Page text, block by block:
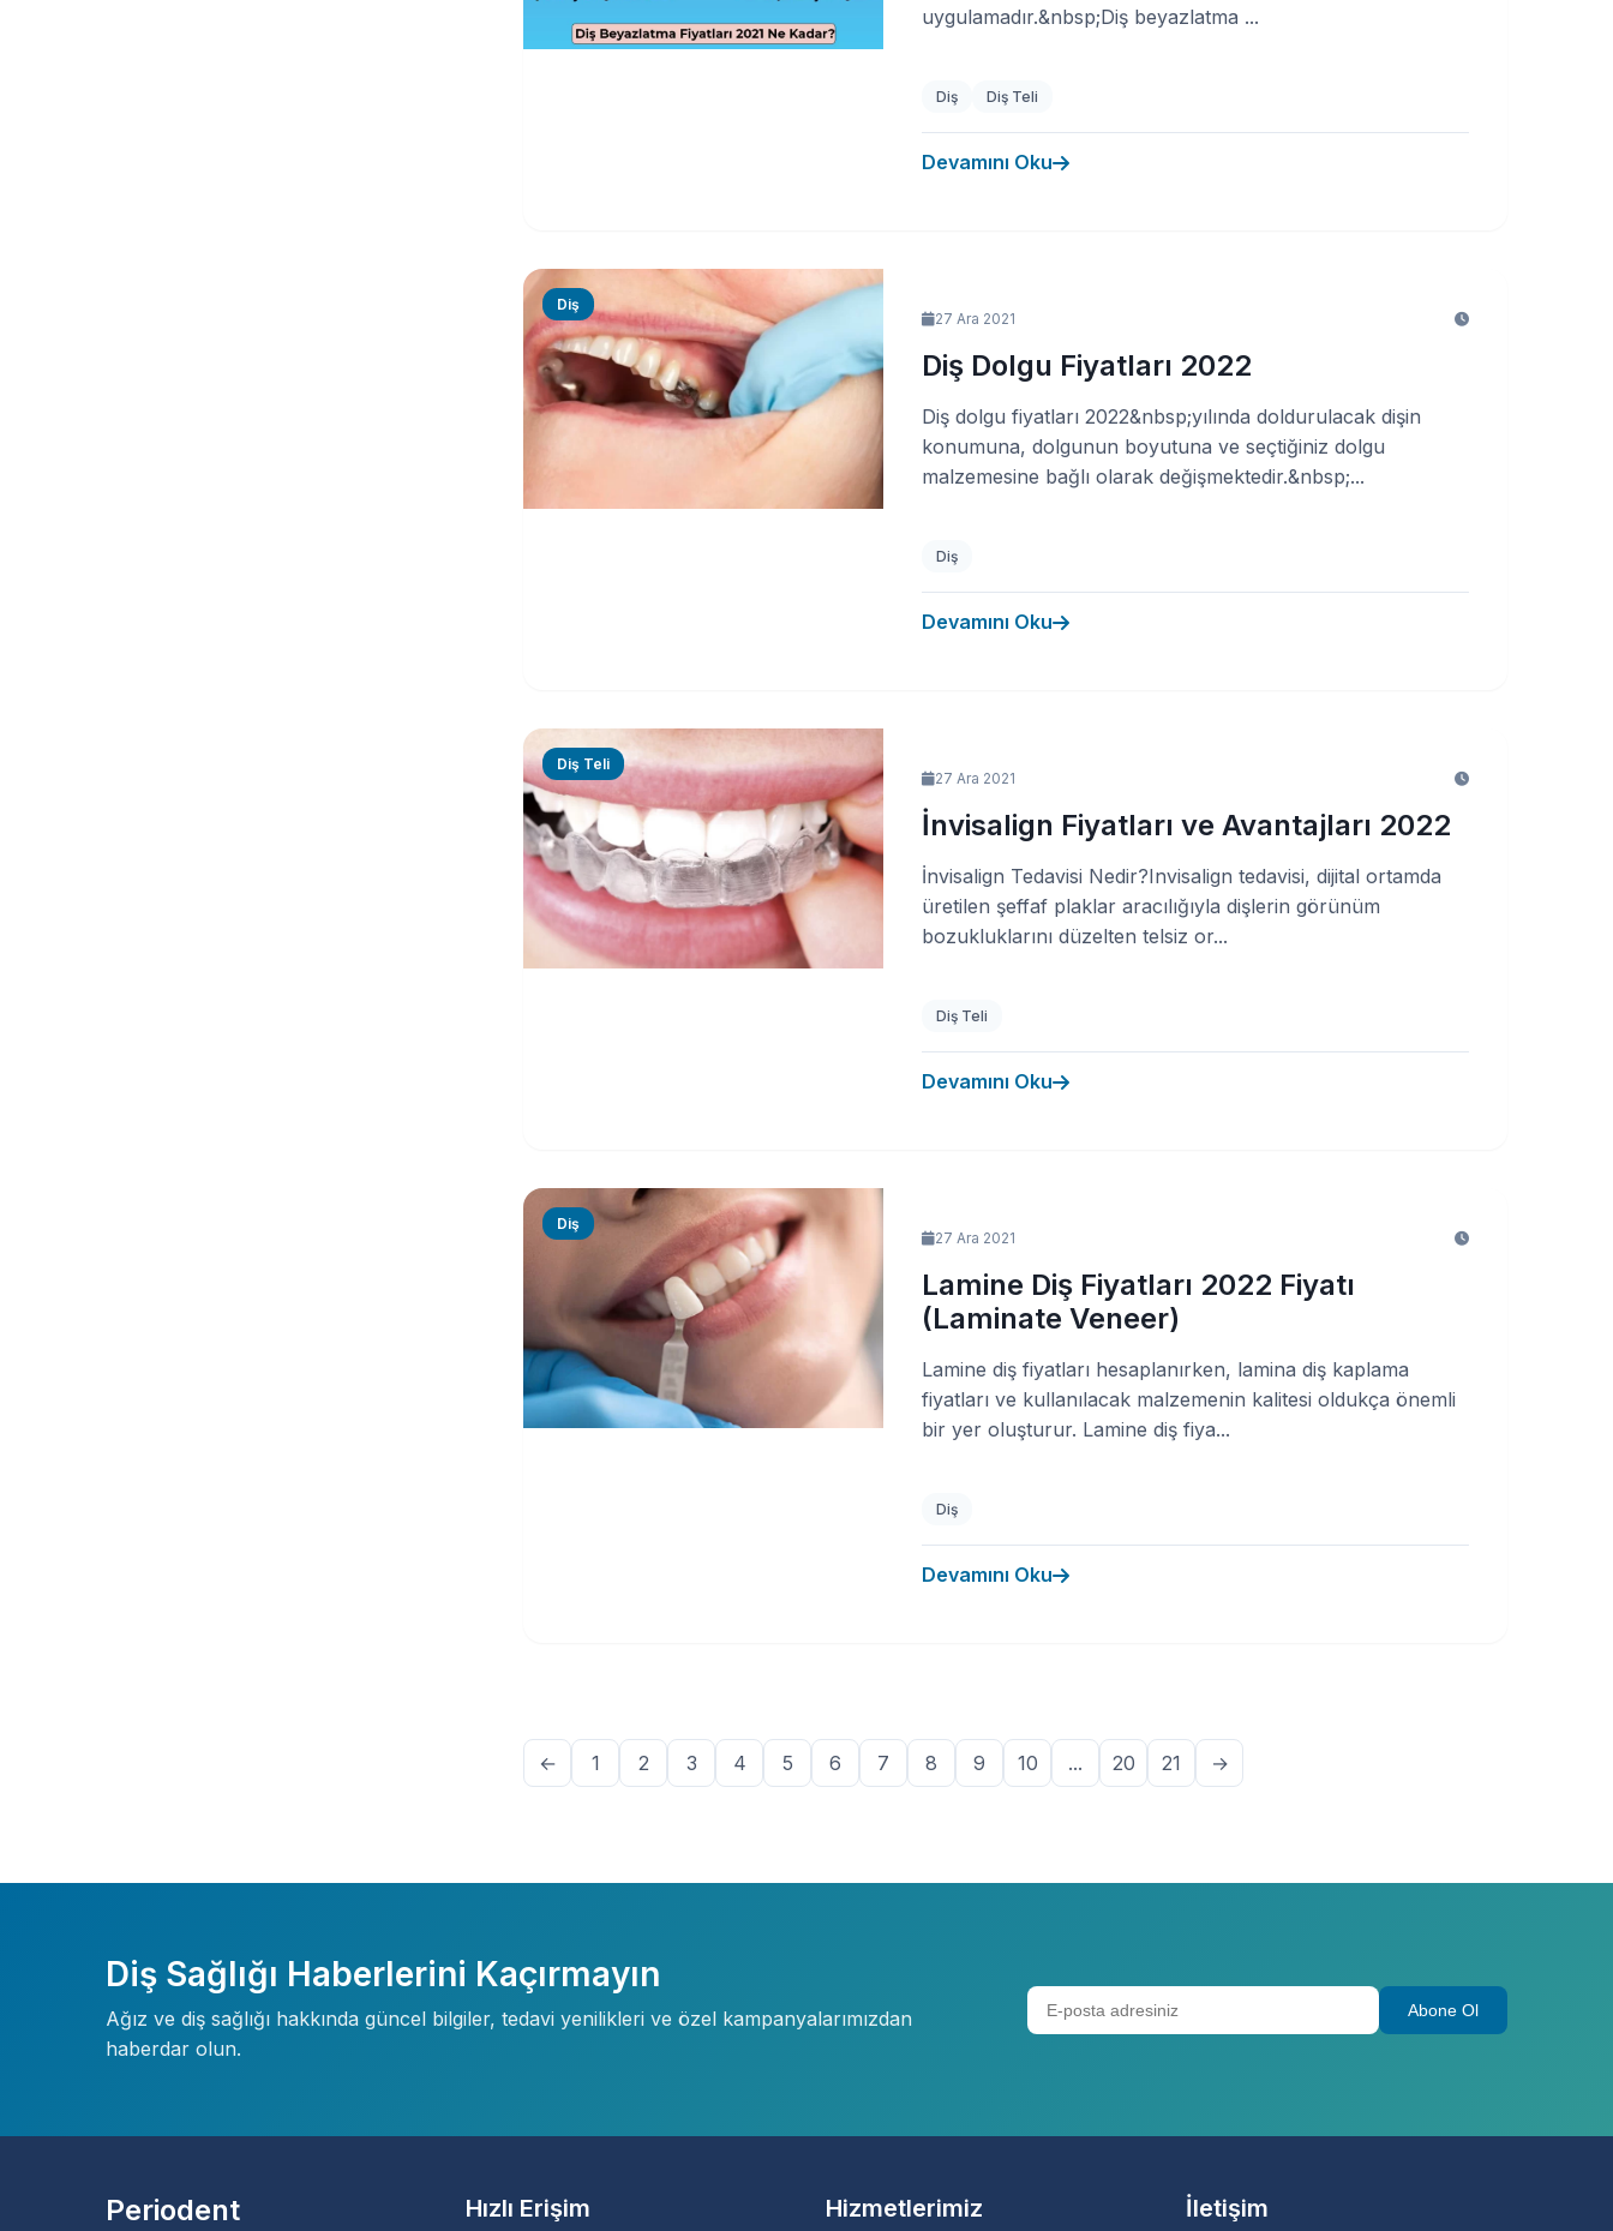
uygulamadır.&nbsp;Diş beyazlatma ...
Diş Diş Teli
Devamını Oku
Diş
27 Ara 2021
Diş Dolgu Fiyatları 2022
Diş dolgu fiyatları 2022&nbsp;yılında doldurulacak dişin
konumuna, dolgunun boyutuna ve seçtiğiniz dolgu
malzemesine bağlı olarak değişmektedir.&nbsp;...
Diş
Devamını Oku
Diş Teli
27 Ara 2021
İnvisalign Fiyatları ve Avantajları 2022
İnvisalign Tedavisi Nedir?Invisalign tedavisi, dijital ortamda
üretilen şeffaf plaklar aracılığıyla dişlerin görünüm
bozukluklarını düzelten telsiz or...
Diş Teli
Devamını Oku
Diş
27 Ara 2021
Lamine Diş Fiyatları 2022 Fiyatı
(Laminate Veneer)
Lamine diş fiyatları hesaplanırken, lamina diş kaplama
fiyatları ve kullanılacak malzemenin kalitesi oldukça önemli
bir yer oluşturur. Lamine diş fiya...
Diş
Devamını Oku
← 1 2 3 4 5 6 7 8 9 10 ... 20 21 →
Diş Sağlığı Haberlerini Kaçırmayın
Ağız ve diş sağlığı hakkında güncel bilgiler, tedavi yenilikleri ve özel kampanyalarımızdan
haberdar olun.
Abone Ol
Periodent Hızlı Erişim Hizmetlerimiz İletişim